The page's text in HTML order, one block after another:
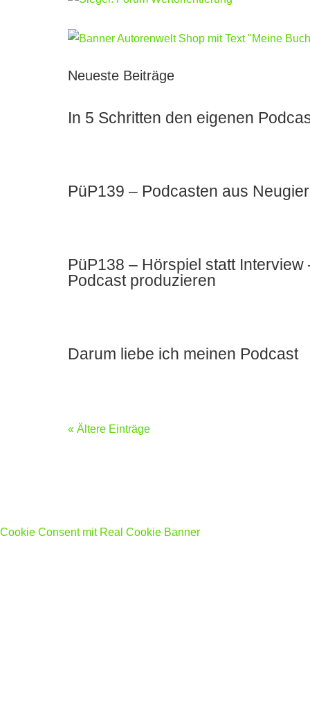
Neueste Beiträge
In 5 Schritten den eigenen
PüP139 – Podcasten aus
PüP138 – Hörspiel statt
Podcast produzieren
Darum liebe ich meinen Podcast
« Ältere Einträge
Cookie Consent mit Real Cookie Banner